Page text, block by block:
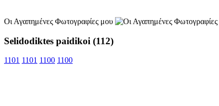
Οι Αγαπημένες Φωτογραφίες μου
Selidodiktes paidikoi (112)
1101 1101 1100 1100